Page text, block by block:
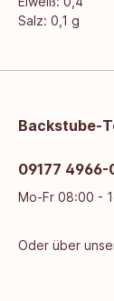
Salz: 0,1 g
Backstube-
09177 4966-
Mo-Fr 08:00 -
Oder über